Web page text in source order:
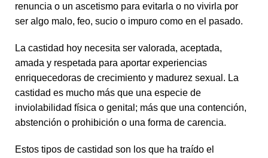
renuncia o un ascetismo para evitarla o no vivirla por
ser algo malo, feo, sucio o impuro como en el pasado.
La castidad hoy necesita ser valorada, aceptada,
amada y respetada para aportar experiencias
enriquecedoras de crecimiento y madurez sexual. La
castidad es mucho más que una especie de
inviolabilidad física o genital; más que una contención,
abstención o prohibición o una forma de carencia.
Estos tipos de castidad son los que ha traído el